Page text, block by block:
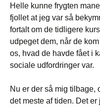
Helle kunne frygten
fjollet at jeg var så
fortalt om de tidligere
udpeget dem, når de
os, hvad de havde fået i
sociale udfordringer var.
Nu er der så mig
det meste af tiden. Det